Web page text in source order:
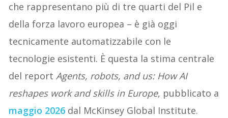
che rappresentano più di tre quarti del Pil e
della forza lavoro europea – è già oggi
tecnicamente automatizzabile con le
tecnologie esistenti. È questa la stima centrale
del reportAgents, robots, and us: How AI
reshapes work and skills in Europe, pubblicato a
maggio 2026 dal McKinsey Global Institute.